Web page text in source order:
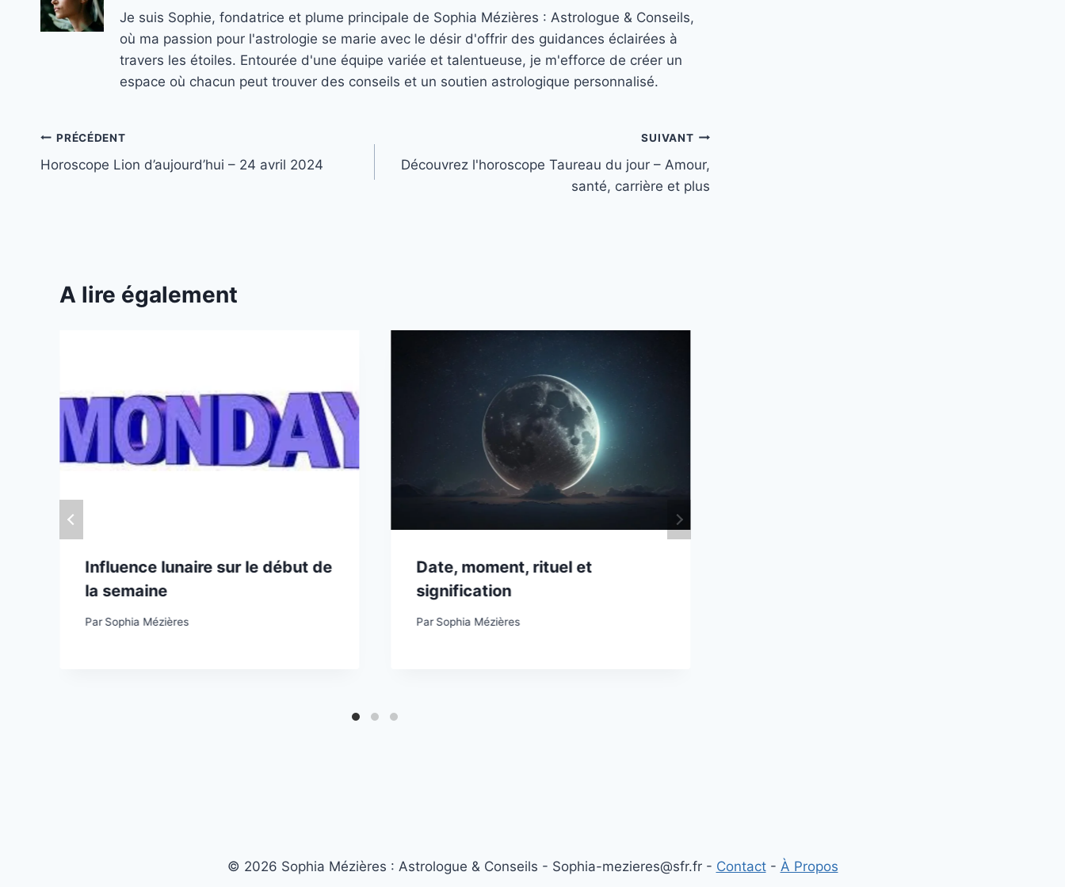
Je suis Sophie, fondatrice et plume principale de Sophia Mézières : Astrologue & Conseils,
où ma passion pour l'astrologie se marie avec le désir d'offrir des guidances éclairées à
travers les étoiles. Entourée d'une équipe variée et talentueuse, je m'efforce de créer un
espace où chacun peut trouver des conseils et un soutien astrologique personnalisé.
Navigation
de
PRÉCÉDENT
Horoscope Lion d’aujourd’hui – 24 avril 2024
SUIVANT
Découvrez l'horoscope Taureau du jour – Amour,
santé, carrière et plus
A lire également
Influence lunaire sur le début de
la semaine
Par Sophia Mézières
Date, moment, rituel et
signification
Par Sophia Mézières
© 2026 Sophia Mézières : Astrologue & Conseils - Sophia-mezieres@sfr.fr - Contact- À Propos